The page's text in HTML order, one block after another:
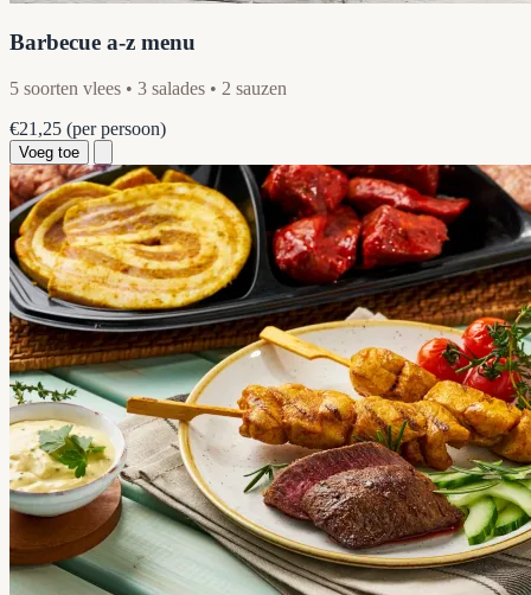
Barbecue a-z menu
5 soorten vlees • 3 salades • 2 sauzen
€21,25 (per persoon)
Voeg toe